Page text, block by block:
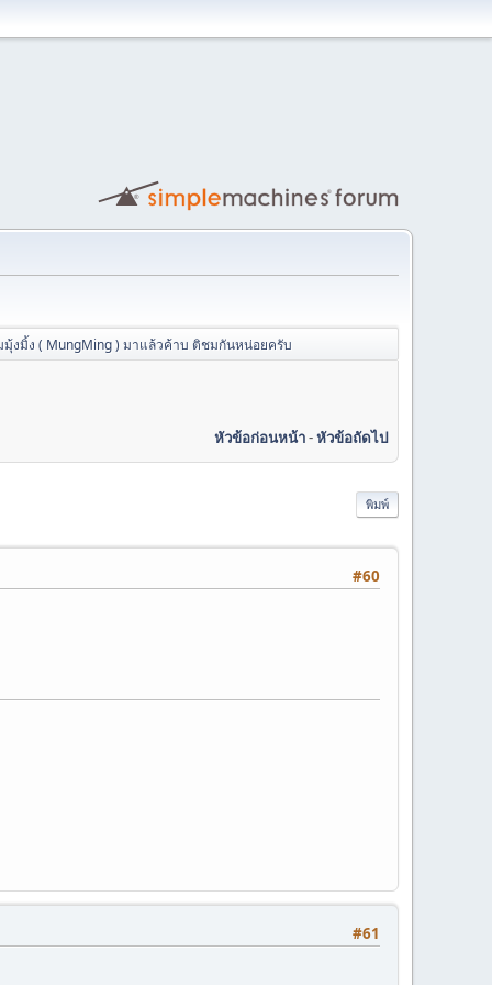
มุ้งมิ้ง ( MungMing ) มาแล้วค้าบ ติชมกันหน่อยครับ
หัวข้อก่อนหน้า-หัวข้อถัดไป
พิมพ์
#60
#61